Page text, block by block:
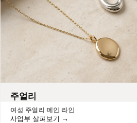
주얼리
여성 주얼리 메인 라인
사업부 살펴보기 →